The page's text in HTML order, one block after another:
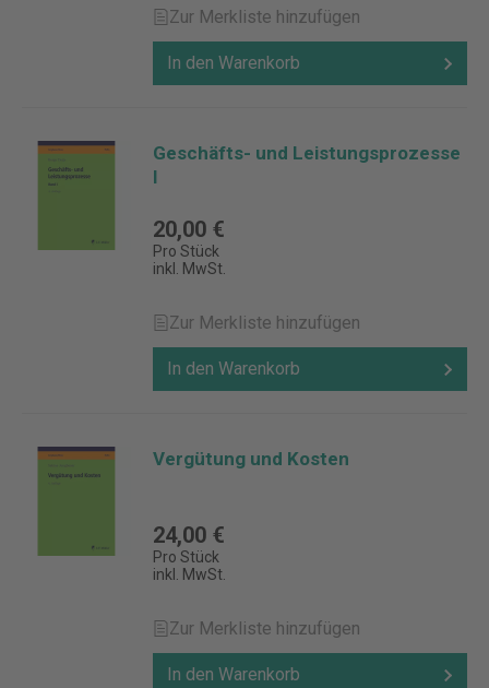
Zur Merkliste hinzufügen
In den Warenkorb
Geschäfts- und Leistungsprozesse
I
20,00 €
Pro Stück
inkl. MwSt.
Zur Merkliste hinzufügen
In den Warenkorb
Vergütung und Kosten
24,00 €
Pro Stück
inkl. MwSt.
Zur Merkliste hinzufügen
In den Warenkorb